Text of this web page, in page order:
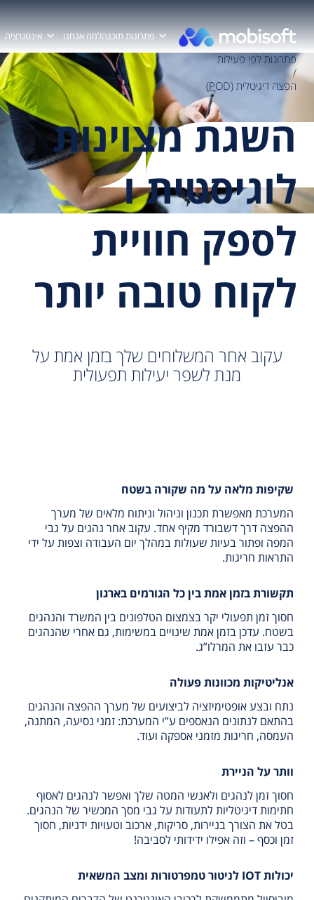
פתרונות תוכנהלמה אנחנו אינטגרציה
פתרונות לפי פעילות
/
הפצה דיגיטלית (POD)
השגת מצוינות
לוגיסטית ו
לספק חוויית
לקוח טובה יותר
עקוב אחר המשלוחים שלך בזמן אמת על
מנת לשפר יעילות תפעולית
שקיפות מלאה על מה שקורה בשטח
המערכת מאפשרת תכנון וניהול וניתוח מלאים של מערך
ההפצה דרך דשבורד מקיף אחד. עקוב אחר נהגים על גבי
המפה ופתור בעיות שעולות במהלך יום העבודה וצפות על ידי
התראות חריגות.
תקשורת בזמן אמת בין כל הגורמים בארגון
חסוך זמן תפעולי יקר בצמצום הטלפונים בין המשרד והנהגים
בשטח. עדכן בזמן אמת שינויים במשימות, גם אחרי שהנהגים
כבר עזבו את המרלו”ג.
אנליטיקות מכוונות פעולה
נתח ובצע אופטימיזציה לביצועים של מערך ההפצה והנהגים
בהתאם לנתונים הנאספים ע”י המערכת: זמני נסיעה, המתנה,
העמסה, חריגות מזמני אספקה ועוד.
וותר על הניירת
חסוך זמן לנהגים ולאנשי המטה שלך ואפשר לנהגים לאסוף
חתימות דיגיטליות לתעודות על גבי מסך המכשיר של הנהגים.
בטל את הצורך בניירות, סריקות, ארכוב וטעויות ידניות, חסוך
זמן וכסף – וזה אפילו ידידותי לסביבה!
יכולות IOT לניטור טמפרטורות ומצב המשאית